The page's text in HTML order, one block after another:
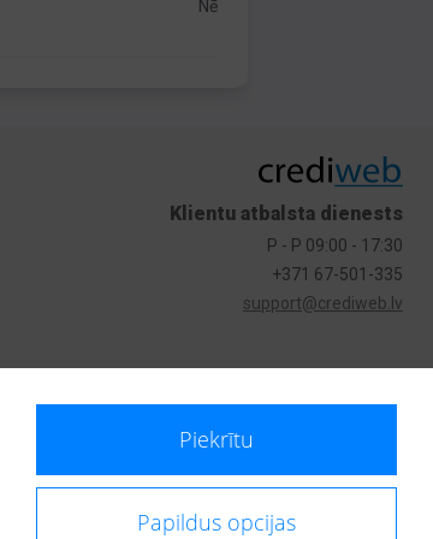
Nē
Klientu atbalsta dienests
P - P 09:00 - 17:30
+371 67-501-335
support@crediweb.lv
portālā saņemto informāciju, ir atbildīgs par fizisko
Piekrītu
Papildus opcijas